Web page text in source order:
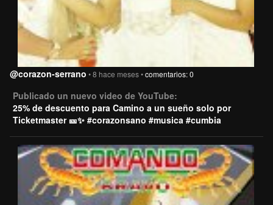
@corazon-serrano • 8 hace meses •comentarios: 0
Publicado un nuevo video de YouTube:
25% de descuento para Camino a un sueño solo por
Ticketmaster 🎫✨ #corazonsano #musica #cumbia